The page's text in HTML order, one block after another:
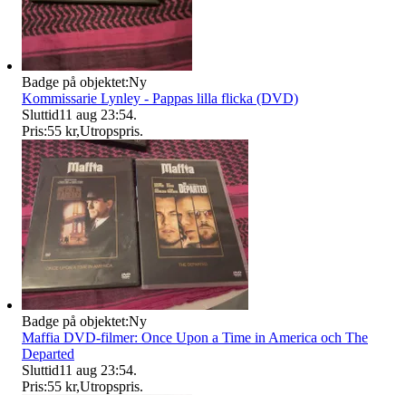
Badge på objektet:Ny
Kommissarie Lynley - Pappas lilla flicka (DVD)
Sluttid11 aug 23:54.
Pris:55 kr,Utropspris.
Badge på objektet:Ny
Maffia DVD-filmer: Once Upon a Time in America och The
Departed
Sluttid11 aug 23:54.
Pris:55 kr,Utropspris.